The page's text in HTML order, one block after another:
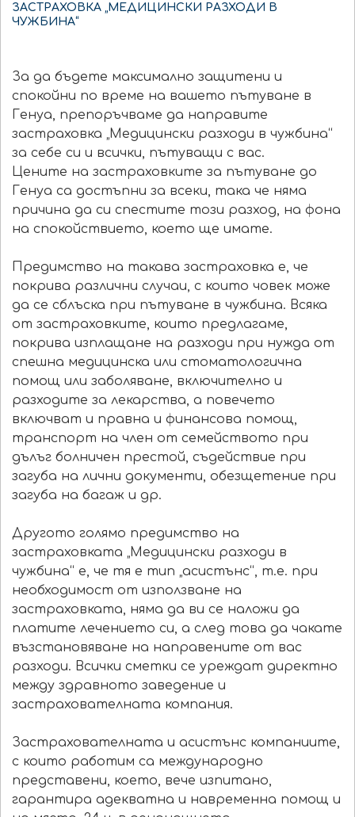
ЗАСТРАХОВКА „МЕДИЦИНСКИ РАЗХОДИ В
ЧУЖБИНА“
За да бъдете максимално защитени и
спокойни по време на вашето пътуване в
Генуа, препоръчваме да направите
застраховка „Медицински разходи в чужбина“
за себе си и всички, пътуващи с вас.
Цените на застраховките за пътуване до
Генуа са достъпни за всеки, така че няма
причина да си спестите този разход, на фона
на спокойствието, което ще имате.
Предимство на такава застраховка е, че
покрива различни случаи, с които човек може
да се сблъска при пътуване в чужбина. Всяка
от застраховките, които предлагаме,
покрива изплащане на разходи при нужда от
спешна медицинска или стоматологична
помощ или заболяване, включително и
разходите за лекарства, а повечето
включват и правна и финансова помощ,
транспорт на член от семейството при
дълъг болничен престой, съдействие при
загуба на лични документи, обезщетение при
загуба на багаж и др.
Другото голямо предимство на
застраховката „Медицински разходи в
чужбина“ е, че тя е тип „асистънс“, т.е. при
необходимост от използване на
застраховката, няма да ви се наложи да
платите лечението си, а след това да чакате
възстановяване на направените от вас
разходи. Всички сметки се уреждат директно
между здравното заведение и
застрахователната компания.
Застрахователната и асистънс компаниите,
с които работим са международно
представени, което, вече изпитано,
гарантира адекватна и навременна помощ и